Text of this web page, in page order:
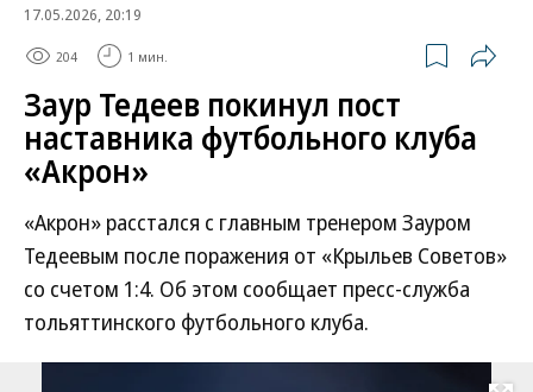
17.05.2026, 20:19
204 1 мин.
Заур Тедеев покинул пост
наставника футбольного клуба
«Акрон»
«Акрон» расстался с главным тренером Зауром
Тедеевым после поражения от «Крыльев Советов»
со счетом 1:4. Об этом сообщает пресс-служба
тольяттинского футбольного клуба.